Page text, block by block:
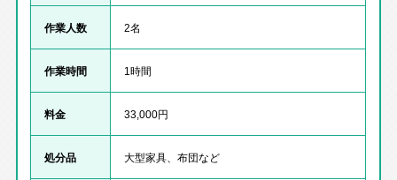
作業人数 2名
作業時間 1時間
料金 33,000円
処分品 大型家具、布団など